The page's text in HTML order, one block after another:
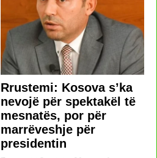
Rrustemi: Kosova s’ka
nevojë për spektakël të
mesnatës, por për
marrëveshje për
presidentin